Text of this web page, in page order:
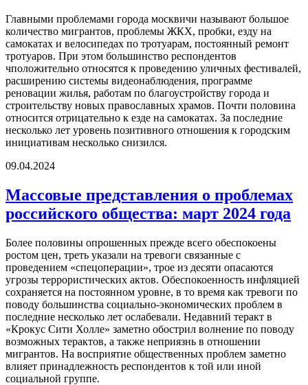
Главными проблемами города москвичи называют большое
количество мигрантов, проблемы ЖКХ, пробки, езду на
самокатах и велосипедах по тротуарам, постоянный ремонт
тротуаров. При этом большинство респондентов
чположительно относятся к проведению уличных фестивалей,
расширению системы видеонаблюдения, программе
реновации жилья, работам по благоустройству города и
строительству новых православных храмов. Почти половина
относится отрицательно к езде на самокатах. За последние
несколько лет уровень позитивного отношения к городским
инициативам несколько снизился.
09.04.2024
Массовые представления о проблемах
российского общества: март 2024 года
Более половины опрошенных прежде всего обеспокоены
ростом цен, треть указали на тревоги связанные с
проведением «спецоперации», трое из десяти опасаются
угрозы террористических актов. Обеспокоенность инфляцией
сохраняется на постоянном уровне, в то время как тревоги по
поводу большинства социально-экономических проблем в
последние несколько лет ослабевали. Недавний теракт в
«Крокус Сити Холле» заметно обострил волнение по поводу
возможных терактов, а также неприязнь в отношении
мигрантов. На восприятие общественных проблем заметно
влияет принадлежность респондентов к той или иной
социальной группе.